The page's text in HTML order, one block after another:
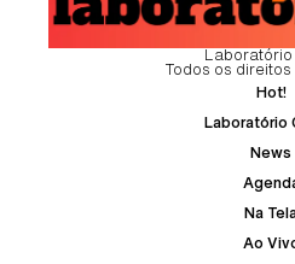
Todos os
Hot!
Laboratório
News
Na
Ao